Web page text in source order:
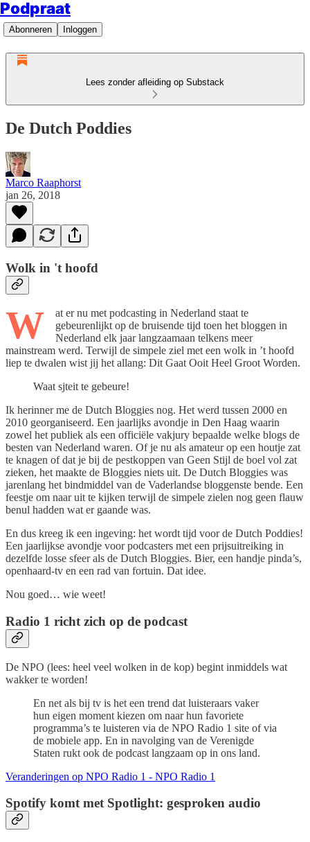
Podpraat
Abonneren Inloggen
Lees zonder afleiding op Substack
De Dutch Poddies
Marco Raaphorst
jan 26, 2018
Wolk in 't hoofd
W
at er nu met podcasting in Nederland staat te
gebeurenlijkt op de bruisende tijd toen het bloggen in
Nederland elk jaar langzaamaan telkens meer
mainstream werd. Terwijl de simpele ziel met een wolk in ’t hoofd
liep te dwalen wist jij het allang: Dit Gaat Ooit Heel Groot Worden.
Waat sjteit te gebeure!
Ik herinner me de Dutch Bloggies nog. Het werd tussen 2000 en
2010 georganiseerd. Een jaarlijks avondje in Den Haag waarin
zowel het publiek als een officiële vakjury bepaalde welke blogs de
besten van Nederland waren. Of je nu als amateur op een houtje zat
te knagen of dat je bij de pestkoppen van Geen Stijl de boel vol zat
zieken, het maakte de Bloggies niets uit. De Dutch Bloggies was
jarenlang het bindmiddel van de Vaderlandse bloggenste bende. Een
feestje om naar uit te kijken terwijl de simpele zielen nog geen flauw
benul hadden wat er gaande was.
En dus kreeg ik een ingeving: het wordt tijd voor de Dutch Poddies!
Een jaarlijkse avondje voor podcasters met een prijsuitreiking in
dezelfde losse sfeer als de Dutch Bloggies. Bier, een handje pinda’s,
openhaard-tv en een rad van fortuin. Dat idee.
Nou goed… wie weet!
Radio 1 richt zich op de podcast
De NPO (lees: heel veel wolken in de kop) begint inmiddels wat
wakker te worden!
En net als bij tv is het een trend dat luisteraars vaker
hun eigen moment kiezen om naar hun favoriete
programma’s te luisteren via de NPO Radio 1 site of via
de mobiele app. En in navolging van de Verenigde
Staten rukt ook de podcast langzaam op in ons land.
Veranderingen op NPO Radio 1 - NPO Radio 1
Spotify komt met Spotlight: gesproken audio